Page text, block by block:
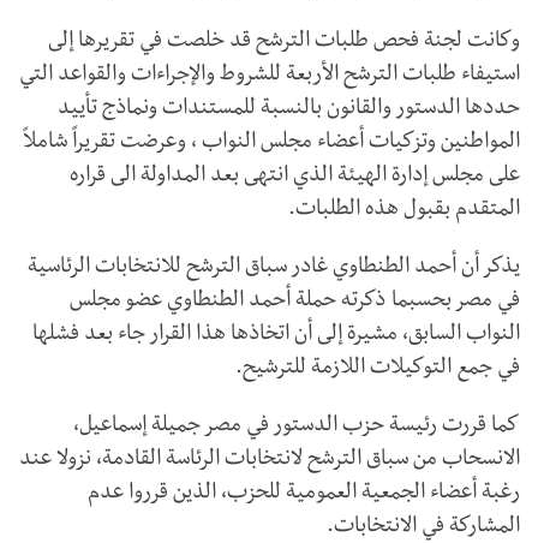
وكانت لجنة فحص طلبات الترشح قد خلصت في تقريرها إلى
استيفاء طلبات الترشح الأربعة للشروط والإجراءات والقواعد التي
حددها الدستور والقانون بالنسبة للمستندات ونماذج تأييد
المواطنين وتزكيات أعضاء مجلس النواب ، وعرضت تقريراً شاملاً
على مجلس إدارة الهيئة الذي انتهى بعد المداولة الى قراره
المتقدم بقبول هذه الطلبات.
يذكر أن أحمد الطنطاوي غادر سباق الترشح للانتخابات الرئاسية
في مصر بحسبما ذكرته حملة أحمد الطنطاوي عضو مجلس
النواب السابق، مشيرة إلى أن اتخاذها هذا القرار جاء بعد فشلها
في جمع التوكيلات اللازمة للترشيح.
كما قررت رئيسة حزب الدستور في مصر جميلة إسماعيل،
الانسحاب من سباق الترشح لانتخابات الرئاسة القادمة، نزولا عند
رغبة أعضاء الجمعية العمومية للحزب، الذين قرروا عدم
المشاركة في الانتخابات.